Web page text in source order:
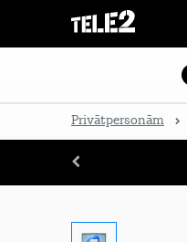
Privātpersonām